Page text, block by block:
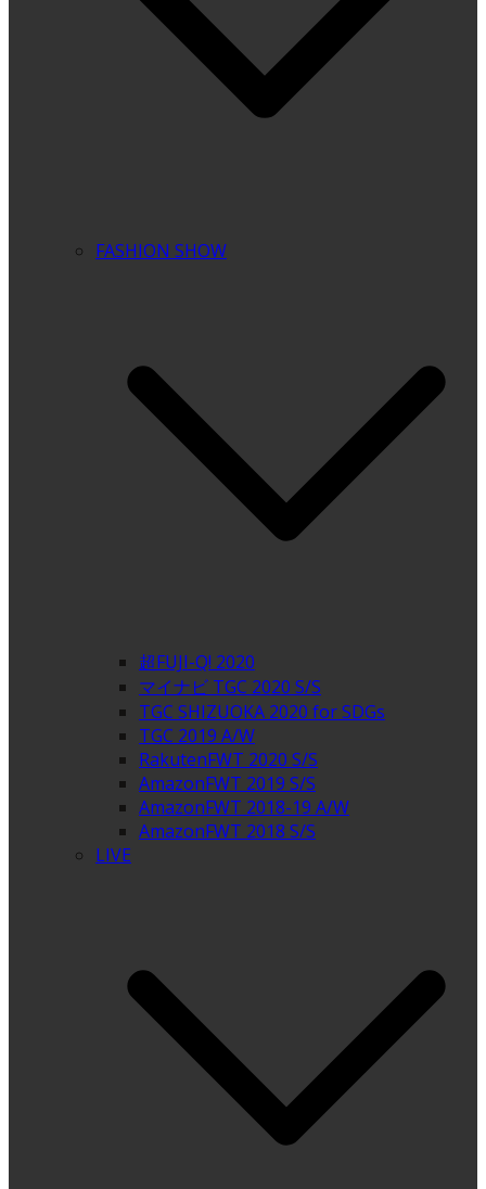
FASHION SHOW
超FUJI-Q! 2020
マイナビ TGC 2020 S/S
TGC SHIZUOKA 2020 for SDGs
TGC 2019 A/W
RakutenFWT 2020 S/S
AmazonFWT 2019 S/S
AmazonFWT 2018-19 A/W
AmazonFWT 2018 S/S
LIVE